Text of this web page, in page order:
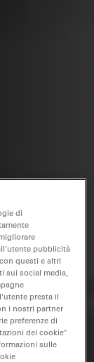
di
pubblicità
questi e altri
sui social media,
presta il
i nostri partner
preferenze di
dei cookie"
sulle